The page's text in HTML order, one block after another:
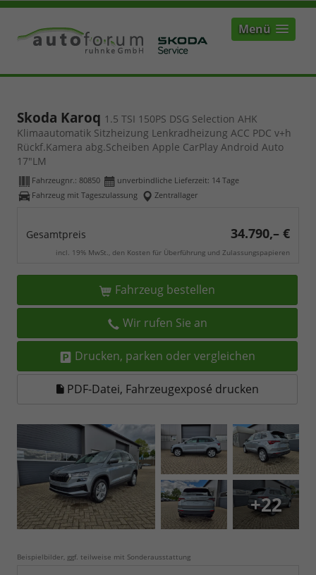
Menü
Skoda Karoq 1.5 TSI 150PS DSG Selection AHK
Klimaautomatik Sitzheizung Lenkradheizung ACC PDC v+h
Rückf.Kamera abg.Scheiben Apple CarPlay Android Auto
17"LM
Fahrzeugnr.: 80850 unverbindliche Lieferzeit: 14 Tage
Fahrzeug mit Tageszulassung
Zentrallager
Gesamtpreis 34.790,– €
incl. 19% MwSt., den Kosten für Überführung und Zulassungspapieren
Fahrzeug bestellen
Wir rufen Sie an
Drucken, parken oder vergleichen
PDF-Datei, Fahrzeugexposé drucken
+22
Beispielbilder, ggf. teilweise mit Sonderausstattung